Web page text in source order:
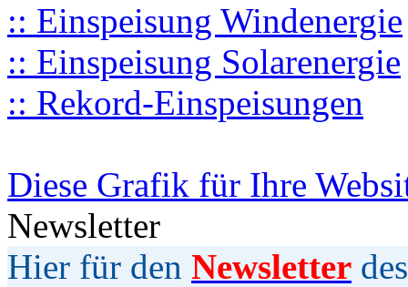
:: Einspeisung Windenergie
:: Einspeisung Solarenergie
:: Rekord-Einspeisungen
Diese Grafik für Ihre
Newsletter
Hier für den Newsletter